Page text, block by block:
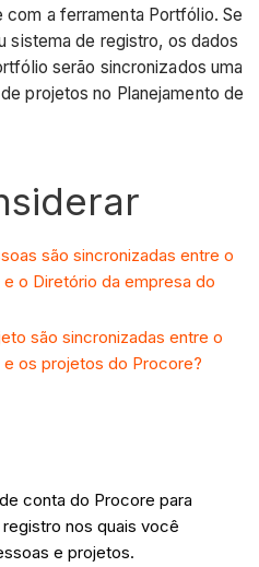
a ferramenta Portfólio. Se
sistema de registro, os dados
serão sincronizados uma
projetos no Planejamento de
são sincronizadas entre o
o Diretório da empresa do
são sincronizadas entre o
os projetos do Procore?
conta do Procore para
nos quais você
e projetos.